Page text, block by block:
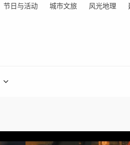
节日与活动 城市文旅 风光地理